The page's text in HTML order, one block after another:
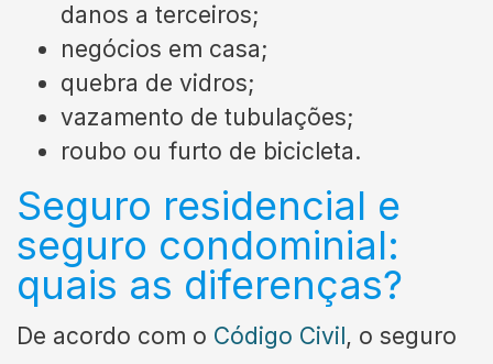
danos a terceiros;
negócios em casa;
quebra de vidros;
vazamento de tubulações;
roubo ou furto de bicicleta.
Seguro residencial e
seguro condominial:
quais as diferenças?
De acordo com o Código Civil, o seguro